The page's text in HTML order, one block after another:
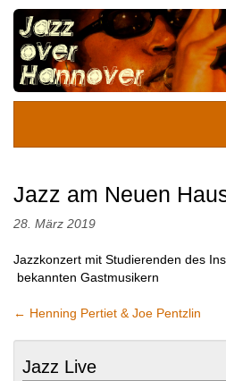
Jazz am Neuen
28. März 2019
Jazzkonzert mit Studierenden des
bekannten Gastmusikern
← Henning Pertiet & Joe Pentzlin
Jazz Live